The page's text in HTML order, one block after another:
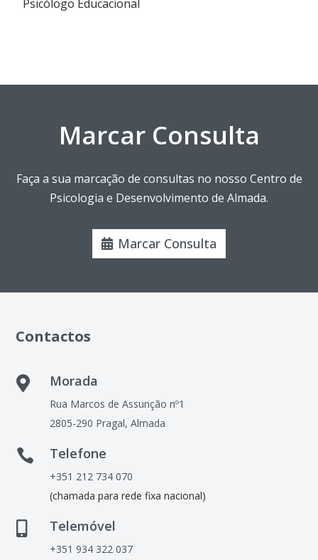
Psicólogo Educacional
Marcar Consulta
Faça a sua marcação de consultas no nosso Centro de
Psicologia e Desenvolvimento de Almada.
Marcar Consulta
Contactos
 Morada
Rua Marcos de Assunção nº1
2805-290 Pragal, Almada
 Telefone
+351 212 734 070
(chamada para rede fixa nacional)
Telemóvel
+351 934 322 037